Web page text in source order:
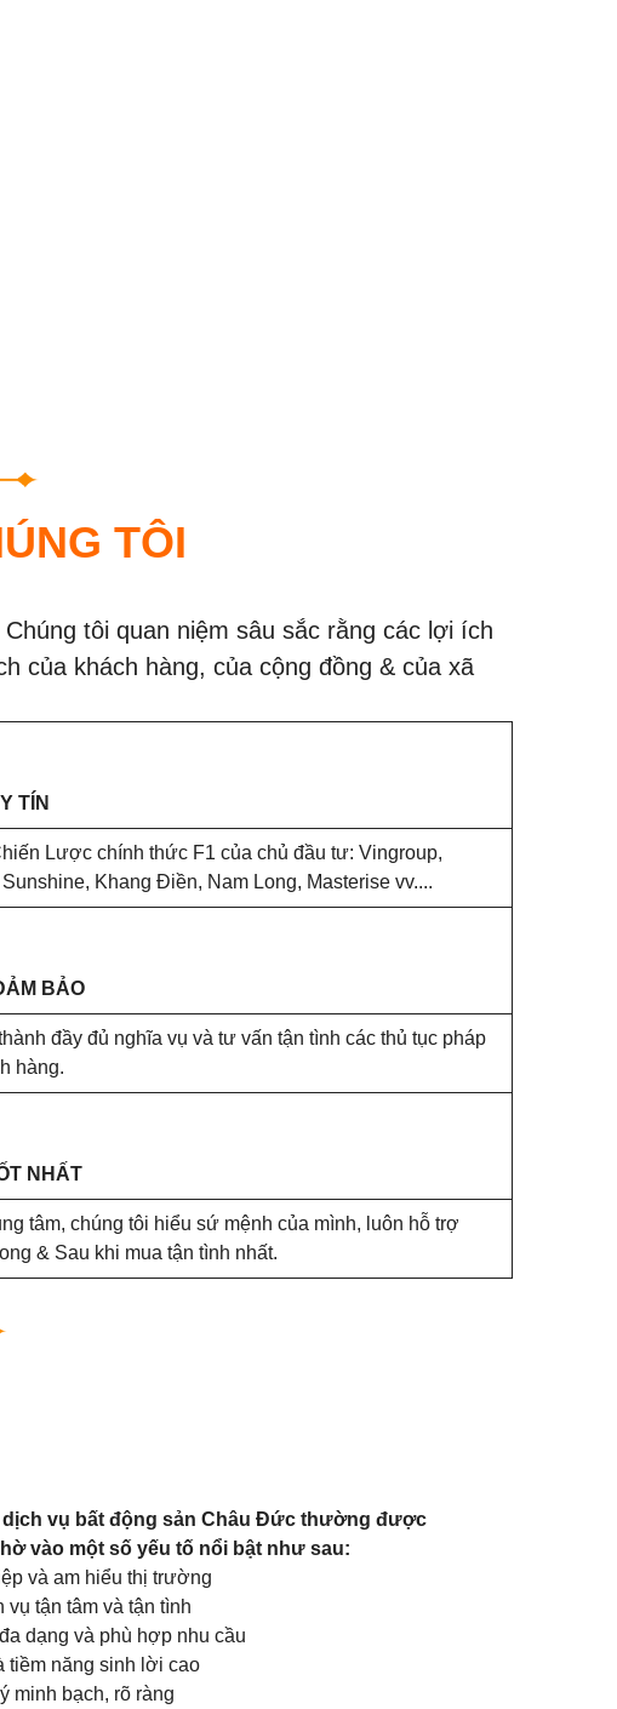
TÔI
tôi quan niệm sâu sắc rằng các lợi ích
của khách hàng, của cộng đồng & của xã
TÍN
Lược chính thức F1 của chủ đầu tư: Vingroup,
Khang Điền, Nam Long, Masterise vv....
BẢO
đầy đủ nghĩa vụ và tư vấn tận tình các thủ tục pháp
hàng.
NHẤT
tâm, chúng tôi hiểu sứ mệnh của mình, luôn hỗ trợ
& Sau khi mua tận tình nhất.
dịch vụ bất động sản Châu Đức thường được
vào một số yếu tố nổi bật như sau:
và am hiểu thị trường
tận tâm và tận tình
dạng và phù hợp nhu cầu
tiềm năng sinh lời cao
minh bạch, rõ ràng